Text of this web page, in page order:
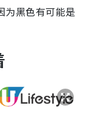
为黑色有可能是